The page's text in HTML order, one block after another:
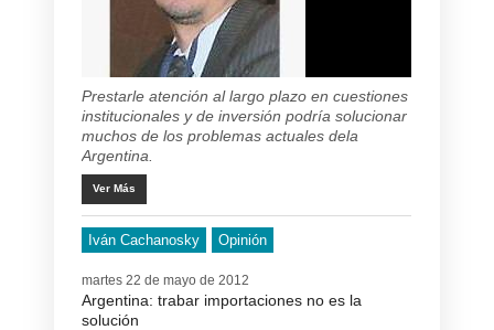
Prestarle atención al largo plazo en cuestiones
institucionales y de inversión podría solucionar
muchos de los problemas actuales dela
Argentina.
Ver Más
Iván Cachanosky Opinión
martes 22 de mayo de 2012
Argentina: trabar importaciones no es la
solución